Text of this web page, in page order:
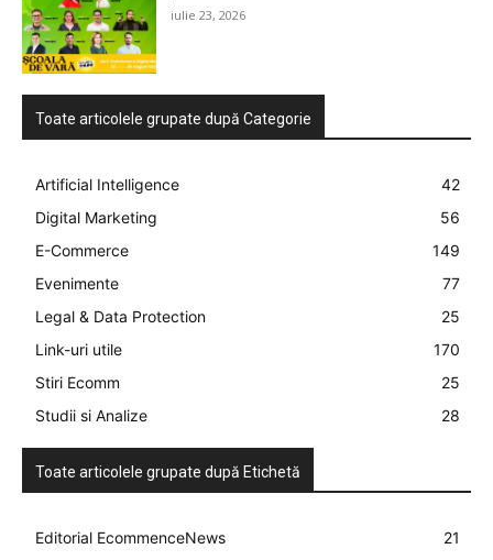
iulie 23, 2026
Toate articolele grupate după Categorie
Artificial Intelligence
42
Digital Marketing
56
E-Commerce
149
Evenimente
77
Legal & Data Protection
25
Link-uri utile
170
Stiri Ecomm
25
Studii si Analize
28
Toate articolele grupate după Etichetă
Editorial EcommenceNews
21